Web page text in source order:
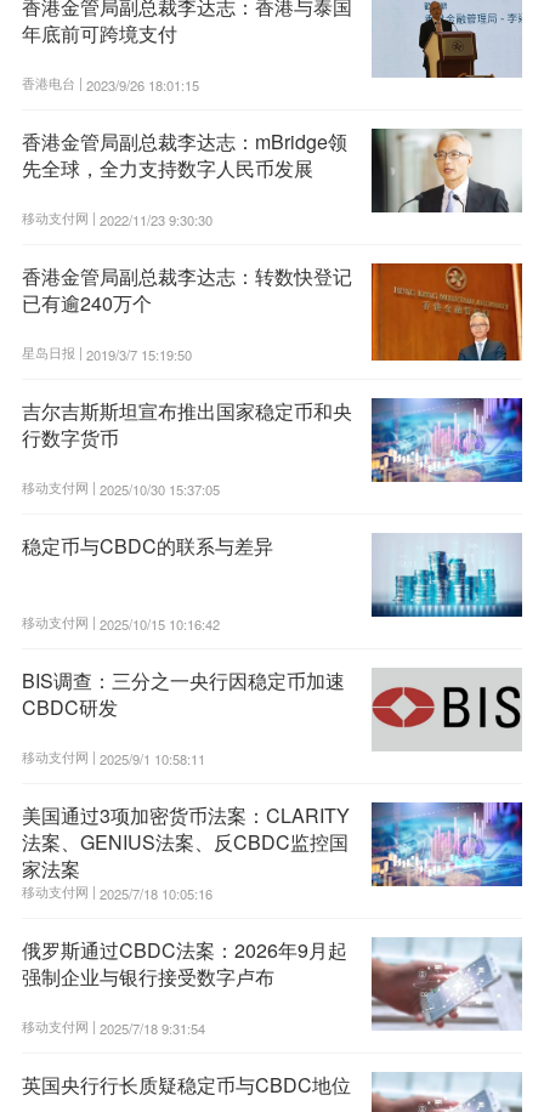
香港金管局副总裁李达志：香港与泰国
年底前可跨境支付
香港电台 | 2023/9/26 18:01:15
香港金管局副总裁李达志：mBridge领
先全球，全力支持数字人民币发展
移动支付网 | 2022/11/23 9:30:30
香港金管局副总裁李达志：转数快登记
已有逾240万个
星岛日报 | 2019/3/7 15:19:50
吉尔吉斯斯坦宣布推出国家稳定币和央
行数字货币
移动支付网 | 2025/10/30 15:37:05
稳定币与CBDC的联系与差异
移动支付网 | 2025/10/15 10:16:42
BIS调查：三分之一央行因稳定币加速
CBDC研发
移动支付网 | 2025/9/1 10:58:11
美国通过3项加密货币法案：CLARITY
法案、GENIUS法案、反CBDC监控国
家法案
移动支付网 | 2025/7/18 10:05:16
俄罗斯通过CBDC法案：2026年9月起
强制企业与银行接受数字卢布
移动支付网 | 2025/7/18 9:31:54
英国央行行长质疑稳定币与CBDC地位